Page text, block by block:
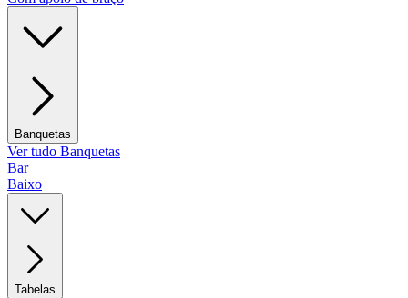
Banquetas
Ver tudo Banquetas
Bar
Baixo
Tabelas